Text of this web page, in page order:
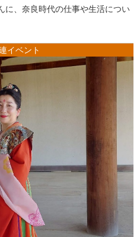
に、奈良時代の仕事や生活につい
イベント